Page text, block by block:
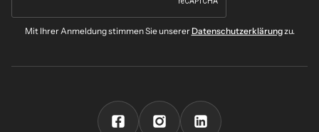
Mit Ihrer Anmeldung stimmen Sie unsererDatenschutzerklärungzu.